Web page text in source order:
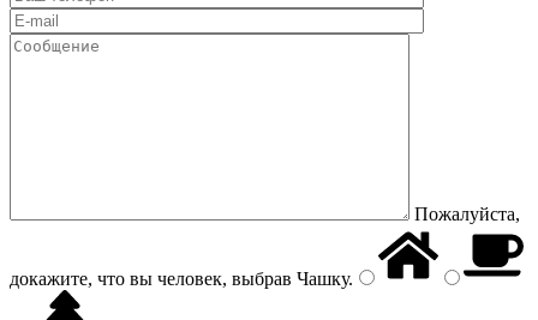
Пожалуйста,
докажите, что вы человек, выбрав Чашку.